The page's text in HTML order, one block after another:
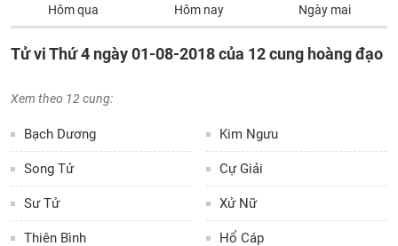
Hôm qua Hôm nay Ngày mai
Tử vi Thứ 4 ngày 01-08-2018 của 12 cung hoàng đạo
Xem theo 12 cung:
Bạch Dương Kim Ngưu
Song Tử Cự Giải
Sư Tử Xử Nữ
Thiên Bình Hổ Cáp